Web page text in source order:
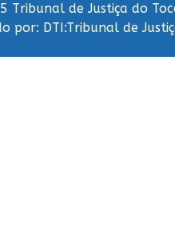
Tribunal de Justiça do
por: DTI:Tribunal de